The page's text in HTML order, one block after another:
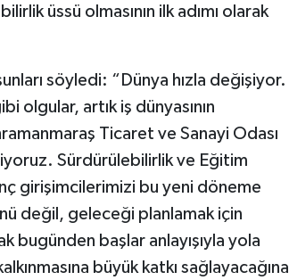
üssü olmasının ilk adımı olarak
söyledi: “Dünya hızla değişiyor.
olgular, artık iş dünyasının
Ticaret ve Sanayi Odası
Sürdürülebilirlik ve Eğitim
girişimcilerimizi bu yeni döneme
değil, geleceği planlamak için
bugünden başlar anlayışıyla yola
büyük katkı sağlayacağına